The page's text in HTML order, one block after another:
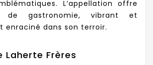
L’appellation offre
gastronomie, vibrant et
enraciné dans son terroir.
Laherte Frères